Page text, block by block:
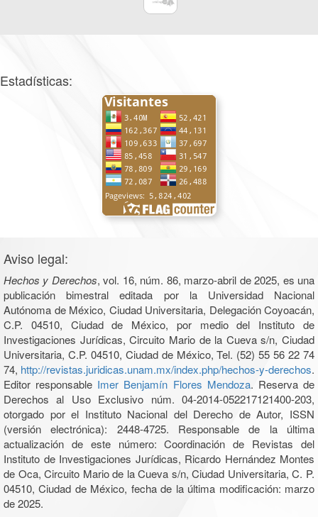
Estadísticas:
Aviso legal:
Hechos y Derechos, vol. 16, núm. 86, marzo-abril de 2025, es una
publicación bimestral editada por la Universidad Nacional
Autónoma de México, Ciudad Universitaria, Delegación Coyoacán,
C.P. 04510, Ciudad de México, por medio del Instituto de
Investigaciones Jurídicas, Circuito Mario de la Cueva s/n, Ciudad
Universitaria, C.P. 04510, Ciudad de México, Tel. (52) 55 56 22 74
74, http://revistas.juridicas.unam.mx/index.php/hechos-y-derechos.
Editor responsable Imer Benjamín Flores Mendoza. Reserva de
Derechos al Uso Exclusivo núm. 04-2014-052217121400-203,
otorgado por el Instituto Nacional del Derecho de Autor, ISSN
(versión electrónica): 2448-4725. Responsable de la última
actualización de este número: Coordinación de Revistas del
Instituto de Investigaciones Jurídicas, Ricardo Hernández Montes
de Oca, Circuito Mario de la Cueva s/n, Ciudad Universitaria, C. P.
04510, Ciudad de México, fecha de la última modificación: marzo
de 2025.